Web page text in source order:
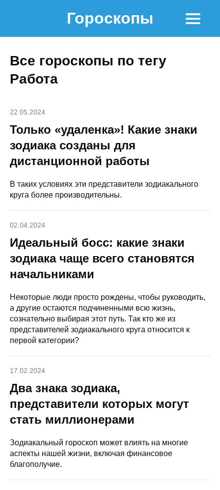
Гороскопы
Все гороскопы по тегу
Работа
22.05.2024
Только «удаленка»! Какие знаки
зодиака созданы для
дистанционной работы
В таких условиях эти представители зодиакального
круга более производительны.
02.04.2024
Идеальный босс: какие знаки
зодиака чаще всего становятся
начальниками
Некоторые люди просто рождены, чтобы руководить,
а другие остаются подчиненными всю жизнь,
сознательно выбирая этот путь. Так кто же из
представителей зодиакального круга относится к
первой категории?
17.02.2024
Два знака зодиака,
представители которых могут
стать миллионерами
Зодиакальный гороскоп может влиять на многие
аспекты нашей жизни, включая финансовое
благополучие.